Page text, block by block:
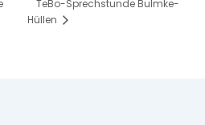
TeBo-Sprechstunde Bulmke-
Hüllen